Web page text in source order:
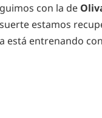
con la de
estamos
está entrenando